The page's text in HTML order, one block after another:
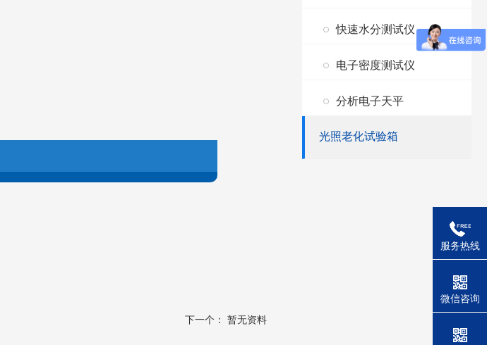
快速水分测试仪
电子密度测试仪
分析电子天平
光照老化试验箱
下一个： 暂无资料
服务热线
微信咨询